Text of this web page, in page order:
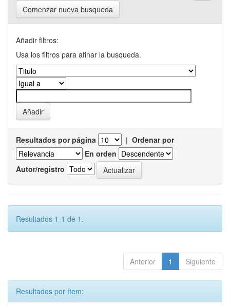
Comenzar nueva busqueda
Añadir filtros:
Usa los filtros para afinar la busqueda.
Resultados por página | Ordenar por
En orden
Autor/registro
Resultados 1-1 de 1.
Anterior 1 Siguiente
Resultados por ítem: